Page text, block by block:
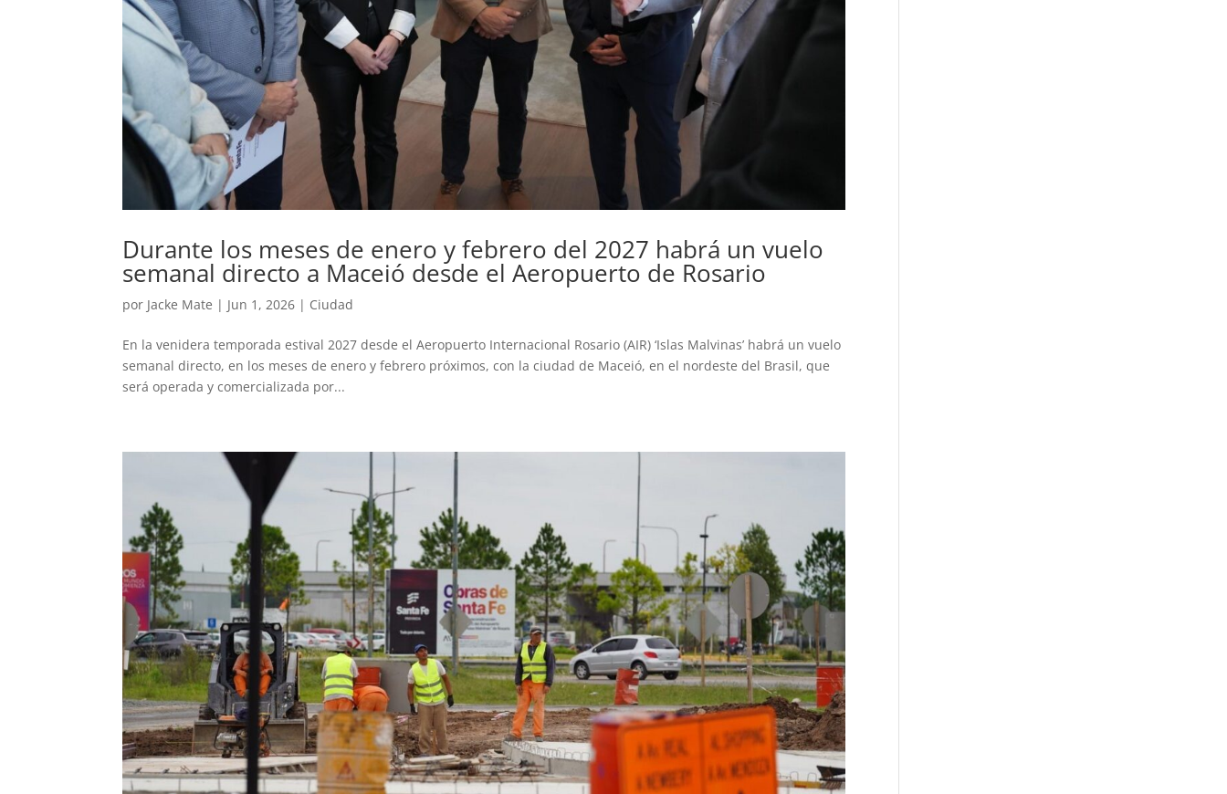
Durante los meses de enero y febrero del 2027 habrá un vuelo
semanal directo a Maceió desde el Aeropuerto de Rosario
por Jacke Mate | Jun 1, 2026 | Ciudad
En la venidera temporada estival 2027 desde el Aeropuerto Internacional Rosario (AIR) ‘Islas Malvinas’ habrá un vuelo
semanal directo, en los meses de enero y febrero próximos, con la ciudad de Maceió, en el nordeste del Brasil, que
será operada y comercializada por...